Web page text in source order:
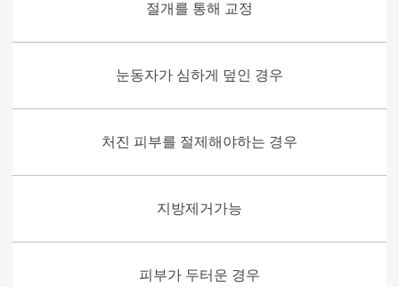
절개를 통해 교정
눈동자가 심하게 덮인 경우
처진 피부를 절제해야하는 경우
지방제거가능
피부가 두터운 경우